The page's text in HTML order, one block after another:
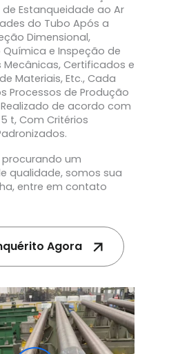
de Estanqueidade ao Ar
do Tubo Após a
Dimensional,
e Inspeção de
Mecânicas, Certificados e
Materiais, Etc., Cada
Processos de Produção
de acordo com
t, Com Critérios
um
qualidade, somos sua
entre em contato
Agora